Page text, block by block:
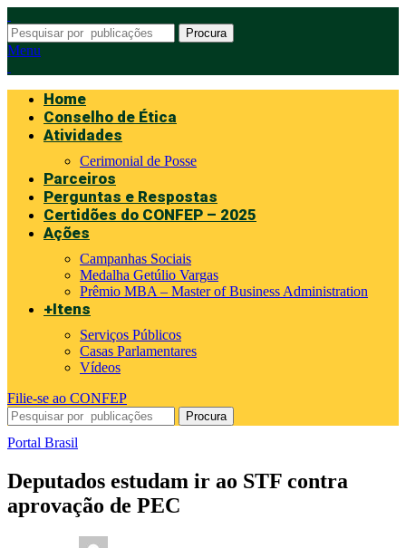
Procura
Menu
Home
Conselho de Ética
Atividades
Cerimonial de Posse
Parceiros
Perguntas e Respostas
Certidões do CONFEP – 2025
Ações
Campanhas Sociais
Medalha Getúlio Vargas
Prêmio MBA – Master of Business Administration
+Itens
Serviços Públicos
Casas Parlamentares
Vídeos
Filie-se ao CONFEP
Procura
Portal Brasil
Deputados estudam ir ao STF contra
aprovação de PEC